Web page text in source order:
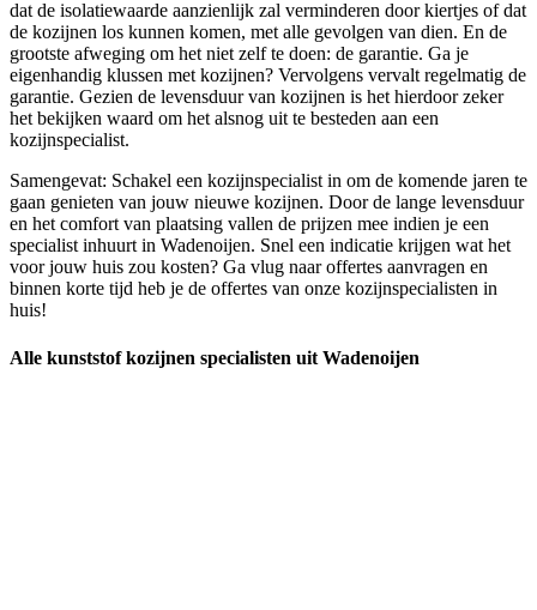
dat de isolatiewaarde aanzienlijk zal verminderen door kiertjes of dat
de kozijnen los kunnen komen, met alle gevolgen van dien. En de
grootste afweging om het niet zelf te doen: de garantie. Ga je
eigenhandig klussen met kozijnen? Vervolgens vervalt regelmatig de
garantie. Gezien de levensduur van kozijnen is het hierdoor zeker
het bekijken waard om het alsnog uit te besteden aan een
kozijnspecialist.
Samengevat: Schakel een kozijnspecialist in om de komende jaren te
gaan genieten van jouw nieuwe kozijnen. Door de lange levensduur
en het comfort van plaatsing vallen de prijzen mee indien je een
specialist inhuurt in Wadenoijen. Snel een indicatie krijgen wat het
voor jouw huis zou kosten? Ga vlug naar offertes aanvragen en
binnen korte tijd heb je de offertes van onze kozijnspecialisten in
huis!
Alle kunststof kozijnen specialisten uit Wadenoijen